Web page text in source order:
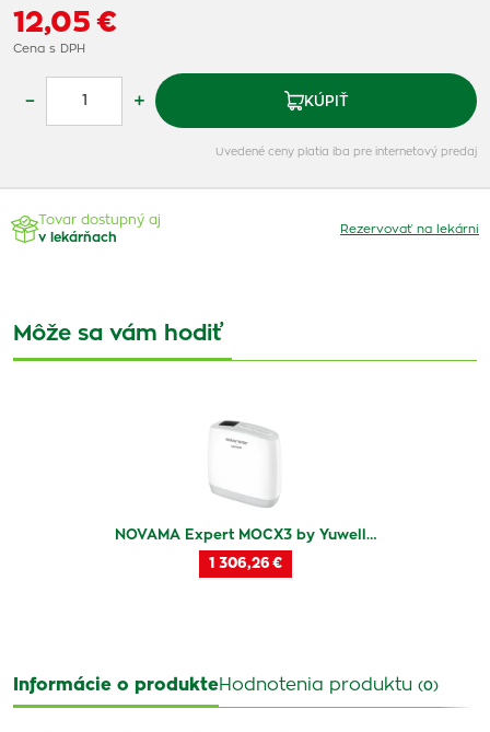
12,05 €
Cena s DPH
– + KÚPIŤ
Uvedené ceny platia iba pre internetový predaj
Tovar dostupný aj
v lekárňach
Rezervovať na lekárni
Môže sa vám hodiť
NOVAMA Expert MOCX3 by Yuwell…
1 306,26 €
Informácie o produkteHodnotenia produktu (0)